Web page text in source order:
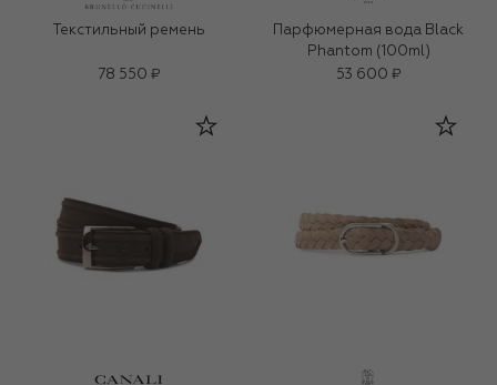
Текстильный ремень
78 550 ₽
Парфюмерная вода Black
Phantom (100ml)
53 600 ₽